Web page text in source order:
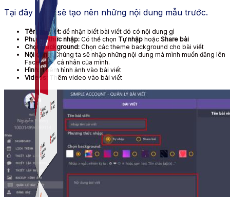
Simple Instagram
Phần mềm gửi follow, nhắn tin, nuôi nick Instagram.
Tại đây mình sẽ tạo nên những nội dung mẫu trước.
Tên bài viết: để nhận biết bài viết đó có nội dung gì
Phương thức nhập: Có thể chọn Tự nhập hoặc Share bài
Chọn background: Chọn các theme background cho bài viết
Nội dung:Chúng ta sẽ nhập những nội dung mà mình muốn đăng lên
Facebook cá nhân của mình.
Hình: Thêm hình ảnh vào bài viết
Videos: Thêm video vào bài viết